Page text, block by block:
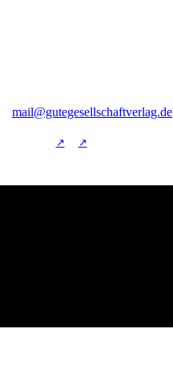
mail@gutegesellschaftverlag.de